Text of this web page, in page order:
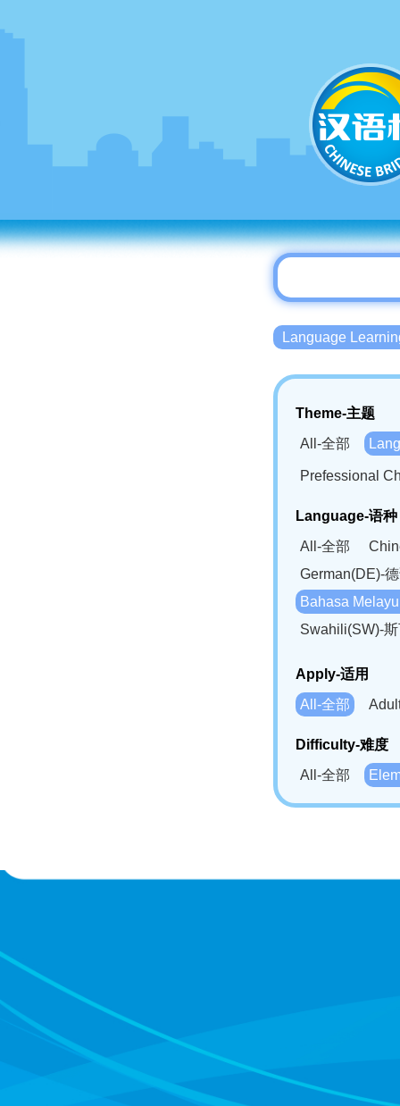
Language
Theme-主题
All-全部
Prefessional
Language-语种
All-全部
German(DE)-
Bahasa
Swahili(SW)-
Apply-适用
All-全部
Difficulty-难度
All-全部